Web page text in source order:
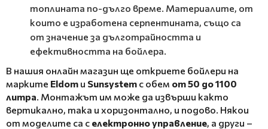
топлината по-дълго време. Материалите, от
които е изработена серпентината, също са
от значение за дълготрайността и
ефективността на бойлера.
В нашия онлайн магазин ще откриете бойлери на
марките Eldom и Sunsystem с обем от 50 до 1100
литра . Монтажът им може да извърши както
вертикално, така и хоризонтално, и подово. Някои
от моделите са с електронно управление, а други –